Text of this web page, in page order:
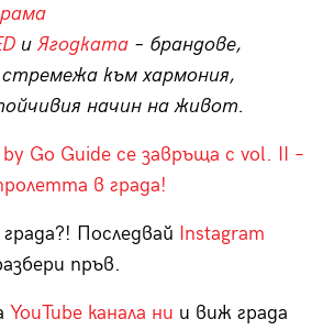
и Ягодката– брандове,
към хармония,
начин на живот.
by Go Guide се завръща с vol. II –
в града!
Последвай Instagram
пръв.
YouTube канала ни и виж града